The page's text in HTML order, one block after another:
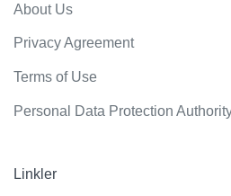
About Us
Privacy Agreement
Terms of Use
Personal Data Protection
Linkler